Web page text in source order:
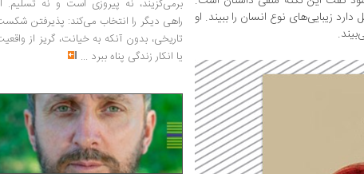
زیبایی‌های نوع انسان را ببیند. او
برمی‌گزیند، نه پیروزی است و نه تسلیم.
راهی دیگر را انتخاب می‌کند: پذیرفتن
تاریخی، بدون آنکه به خیانت، گریز از
یا انکار زندگی پناه ببرد ...